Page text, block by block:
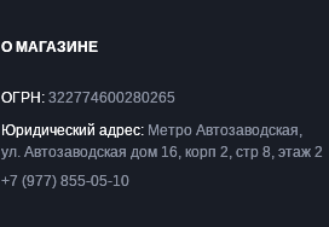
О МАГАЗИНЕ
ОГРН: 322774600280265
Юридический адрес: Метро Автозаводская,
ул. Автозаводская дом 16, корп 2, стр 8, этаж 2
+7 (977) 855-05-10